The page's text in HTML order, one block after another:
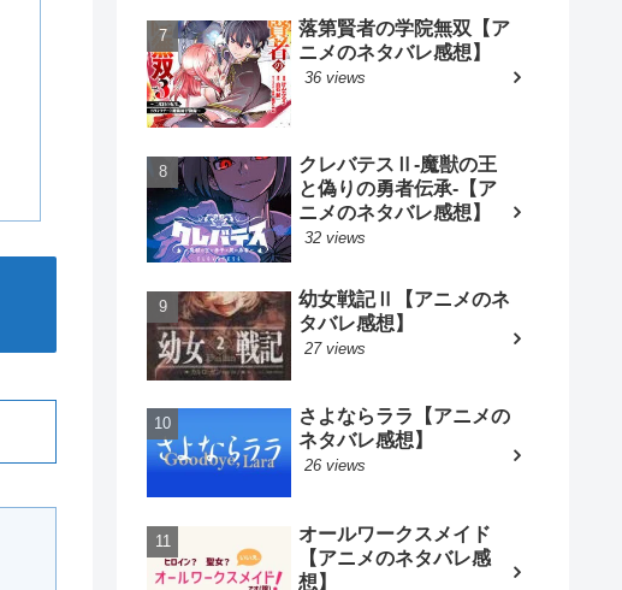
落第賢者の学院無双【ア
ニメのネタバレ感想】
36 views
クレバテスⅡ-魔獣の王
と偽りの勇者伝承-【ア
ニメのネタバレ感想】
32 views
幼女戦記Ⅱ【アニメのネ
タバレ感想】
27 views
さよならララ【アニメの
ネタバレ感想】
26 views
オールワークスメイド
【アニメのネタバレ感
想】